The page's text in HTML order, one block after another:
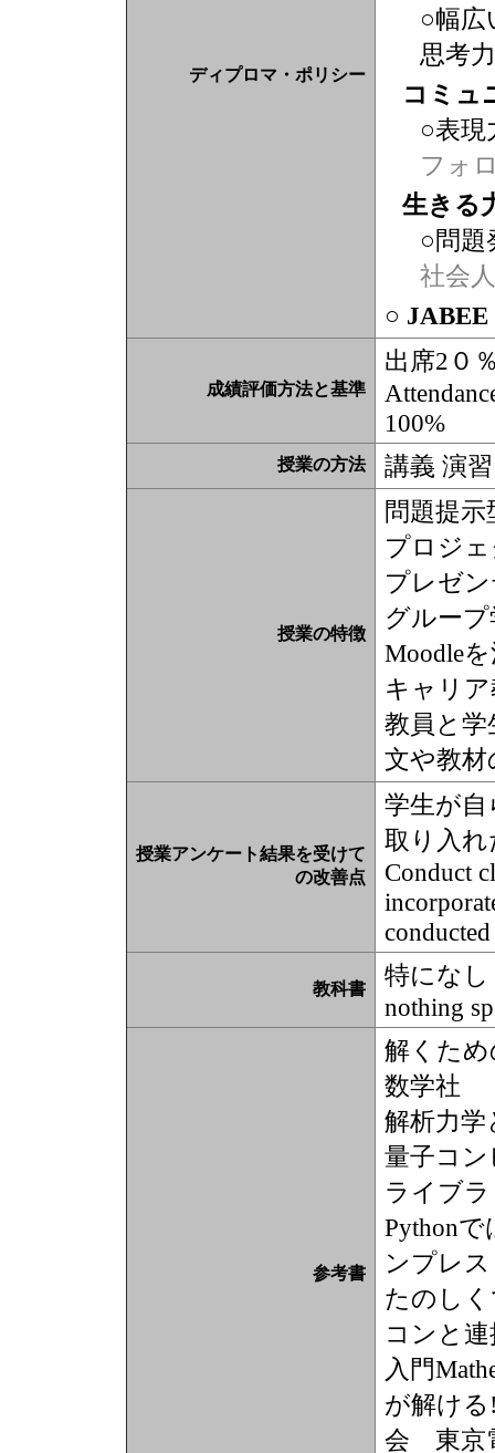
ディプロマ・ポリシー
○幅広
思考力
コミュ
○表現
フォ
生きる
○問題
社会
○
成績評価方法と基準
出席2０
100%
授業の方法 講義 演習
授業の特徴
問題提
プロジ
プレゼ
グルー
Moodle
キャリ
教員と
文や教
授業アンケート結果を受けて
の改善点
学生が
取り入
Conduct
教科書
特になし
nothing
参考書
解くため
数学社
解析力学
量子コン
ライブ
Python
ンプレス
たのし
コンと
入門
が解け
会 東京